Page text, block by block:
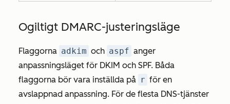
Ogiltigt DMARC-justeringsläge
Flaggorna adkim och aspf anger
anpassningsläget för DKIM och SPF. Båda
flaggorna bör vara inställda på r för en
avslappnad anpassning. För de flesta DNS-tjänster